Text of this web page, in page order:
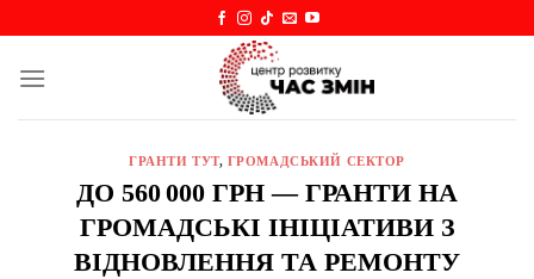
content
ГРАНТИ ТУТ, ГРОМАДСЬКИЙ СЕКТОР
ДО 560 000 ГРН — ГРАНТИ НА
ГРОМАДСЬКІ ІНІЦІАТИВИ З
ВІДНОВЛЕННЯ ТА РЕМОНТУ